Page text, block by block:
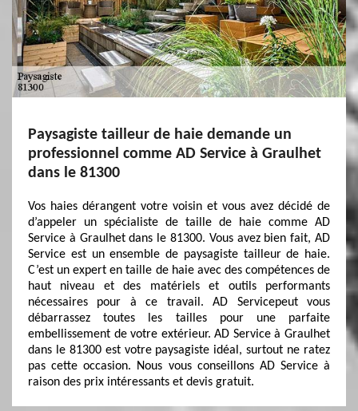
Paysagiste tailleur de haie demande un
professionnel comme AD Service à Graulhet
dans le 81300
Vos haies dérangent votre voisin et vous avez décidé de
d’appeler un spécialiste de taille de haie comme AD
Service à Graulhet dans le 81300. Vous avez bien fait, AD
Service est un ensemble de paysagiste tailleur de haie.
C’est un expert en taille de haie avec des compétences de
haut niveau et des matériels et outils performants
nécessaires pour à ce travail. AD Servicepeut vous
débarrassez toutes les tailles pour une parfaite
embellissement de votre extérieur. AD Service à Graulhet
dans le 81300 est votre paysagiste idéal, surtout ne ratez
pas cette occasion. Nous vous conseillons AD Service à
raison des prix intéressants et devis gratuit.